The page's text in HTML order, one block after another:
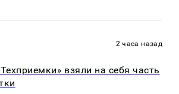
2 часа назад
взяли на себя часть